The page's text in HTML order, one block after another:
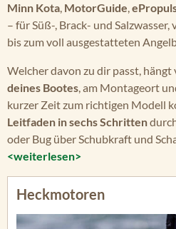
Minn Kota, MotorGuide,
– für Süß-, Brack- und
bis zum voll ausgestatteten
Welcher davon zu dir passt, hängt
deines Bootes, am Montageort
kurzer Zeit zum richtigen Modell
Leitfaden in sechs Schritten
oder Bug über Schubkraft und
<weiterlesen>
Heckmotoren